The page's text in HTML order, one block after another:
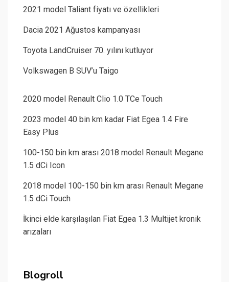
2021 model Taliant fiyatı ve özellikleri
Dacia 2021 Ağustos kampanyası
Toyota LandCruiser 70. yılını kutluyor
Volkswagen B SUV’u Taigo
2020 model Renault Clio 1.0 TCe Touch
2023 model 40 bin km kadar Fiat Egea 1.4 Fire
Easy Plus
100-150 bin km arası 2018 model Renault Megane
1.5 dCi Icon
2018 model 100-150 bin km arası Renault Megane
1.5 dCi Touch
İkinci elde karşılaşılan Fiat Egea 1.3 Multijet kronik
arızaları
Blogroll